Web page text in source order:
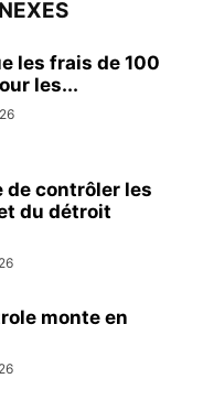
les frais de 100
les...
de contrôler les
du détroit
monte en